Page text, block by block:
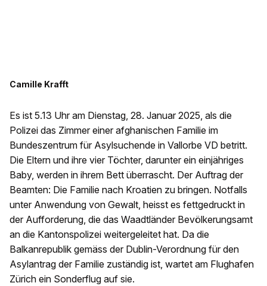
Camille Krafft
Es ist 5.13 Uhr am Dienstag, 28. Januar 2025, als die
Polizei das Zimmer einer afghanischen Familie im
Bundeszentrum für Asylsuchende in Vallorbe VD betritt.
Die Eltern und ihre vier Töchter, darunter ein einjähriges
Baby, werden in ihrem Bett überrascht. Der Auftrag der
Beamten: Die Familie nach Kroatien zu bringen. Notfalls
unter Anwendung von Gewalt, heisst es fettgedruckt in
der Aufforderung, die das Waadtländer Bevölkerungsamt
an die Kantonspolizei weitergeleitet hat. Da die
Balkanrepublik gemäss der Dublin-Verordnung für den
Asylantrag der Familie zuständig ist, wartet am Flughafen
Zürich ein Sonderflug auf sie.